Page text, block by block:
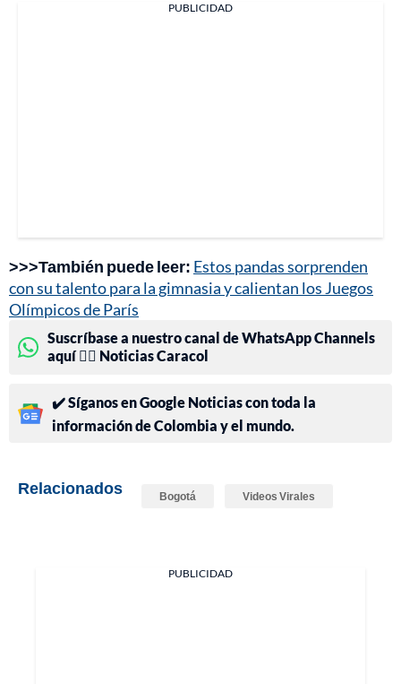
PUBLICIDAD
>>>También puede leer: Estos pandas sorprenden
con su talento para la gimnasia y calientan los Juegos
Olímpicos de París
Suscríbase a nuestro canal de WhatsApp Channels
aquí 👉🏻 Noticias Caracol
✔️ Síganos en Google Noticias con toda la
información de Colombia y el mundo.
Relacionados Bogotá Videos Virales
PUBLICIDAD